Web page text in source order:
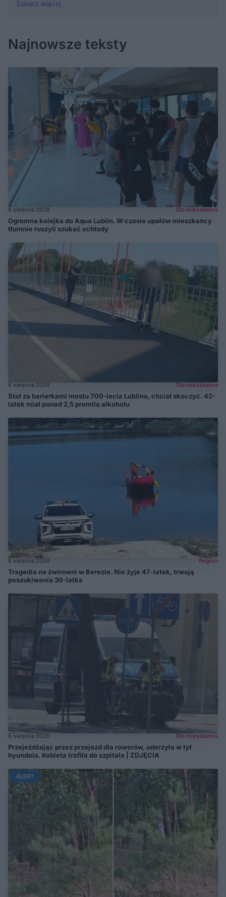
Zobacz więcej
Najnowsze teksty
6 sierpnia 2026 Dla mieszkańca
Ogromna kolejka do Aqua Lublin. W czasie upałów mieszkańcy
tłumnie ruszyli szukać ochłody
6 sierpnia 2026 Dla mieszkańca
Stał za barierkami mostu 700-lecia Lublina, chciał skoczyć. 42-
latek miał ponad 2,5 promila alkoholu
6 sierpnia 2026 Region
Tragedia na żwirowni w Berezie. Nie żyje 47-latek, trwają
poszukiwania 30-latka
6 sierpnia 2026 Dla mieszkańca
Przejeżdżając przez przejazd dla rowerów, uderzyła w tył
hyundaia. Kobieta trafiła do szpitala | ZDJĘCIA
ALERT